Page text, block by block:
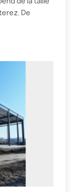
De